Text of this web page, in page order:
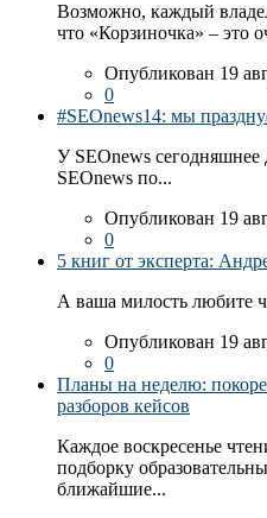
Возможно, каждый
что «Корзиночка» – это
Опубликован 19
0
#SEOnews14: мы
У SEOnews
SEOnews по...
Опубликован 19
0
5 книг от эксперта:
А ваша милость любите
Опубликован 19
0
Планы на неделю:
разборов кейсов
Каждое воскресенье
подборку
ближайшие...